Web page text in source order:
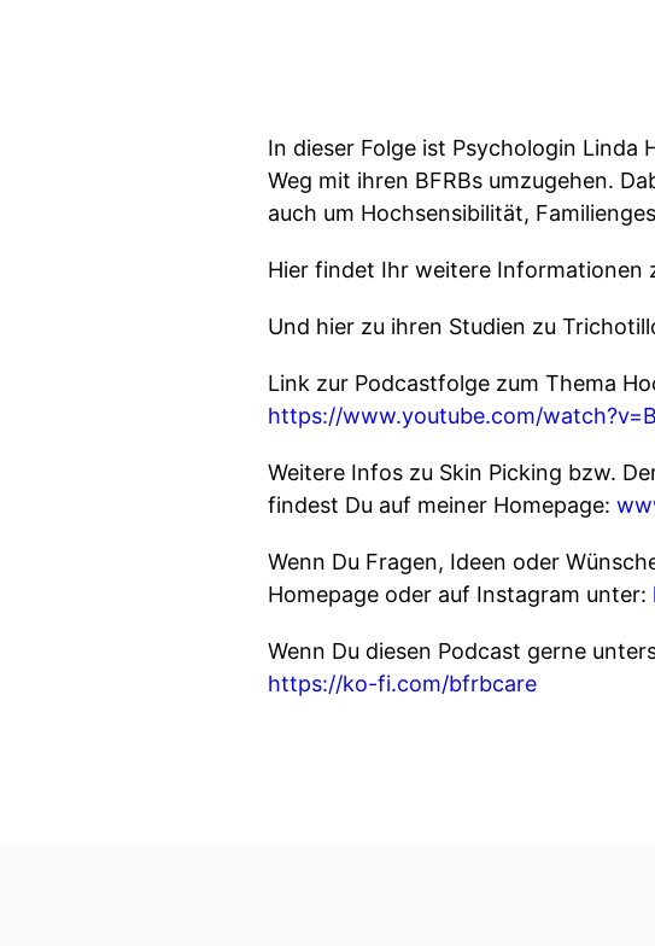
In dieser Folge ist Psychologin
Weg mit ihren BFRBs umzugehen.
auch um Hochsensibilität,
Hier findet Ihr weitere Informationen
Und hier zu ihren Studien zu
Link zur Podcastfolge zum Thema
https://www.youtube.com/
Weitere Infos zu Skin Picking bzw.
findest Du auf meiner Homepage:
Wenn Du Fragen, Ideen oder
Homepage oder auf Instagram unter:
Wenn Du diesen Podcast gerne
https://ko-fi.com/bfrbcare